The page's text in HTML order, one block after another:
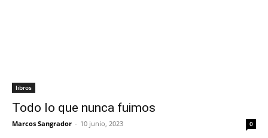
libros
Todo lo que nunca fuimos
Marcos Sangrador - 10 junio, 2023 0